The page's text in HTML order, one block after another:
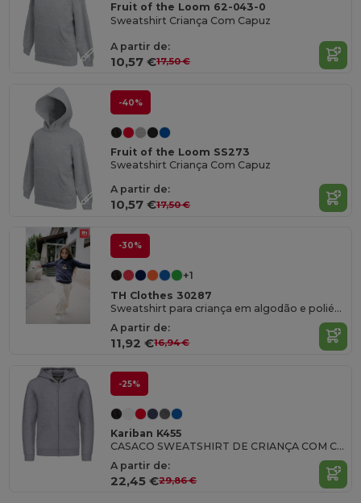
Fruit of the Loom 62-043-0
Sweatshirt Criança Com Capuz
A partir de:
10,57 €17,50 €
-40%
Fruit of the Loom SS273
Sweatshirt Criança Com Capuz
A partir de:
10,57 €17,50 €
-30%
+1
TH Clothes 30287
Sweatshirt para criança em algodão e poliéster reciclado
A partir de:
11,92 €16,94 €
-25%
Kariban K455
CASACO SWEATSHIRT DE CRIANÇA COM CAPUZ
A partir de:
22,45 €29,86 €